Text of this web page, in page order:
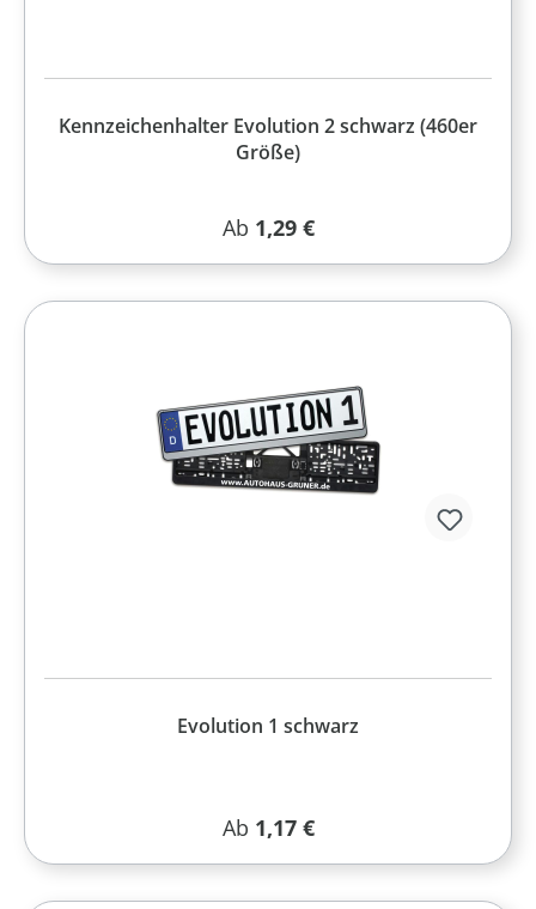
Kennzeichenhalter Evolution 2 schwarz (460er
Größe)
Regulärer Preis:
Ab 1,29 €
Evolution 1 schwarz
Regulärer Preis:
Ab 1,17 €